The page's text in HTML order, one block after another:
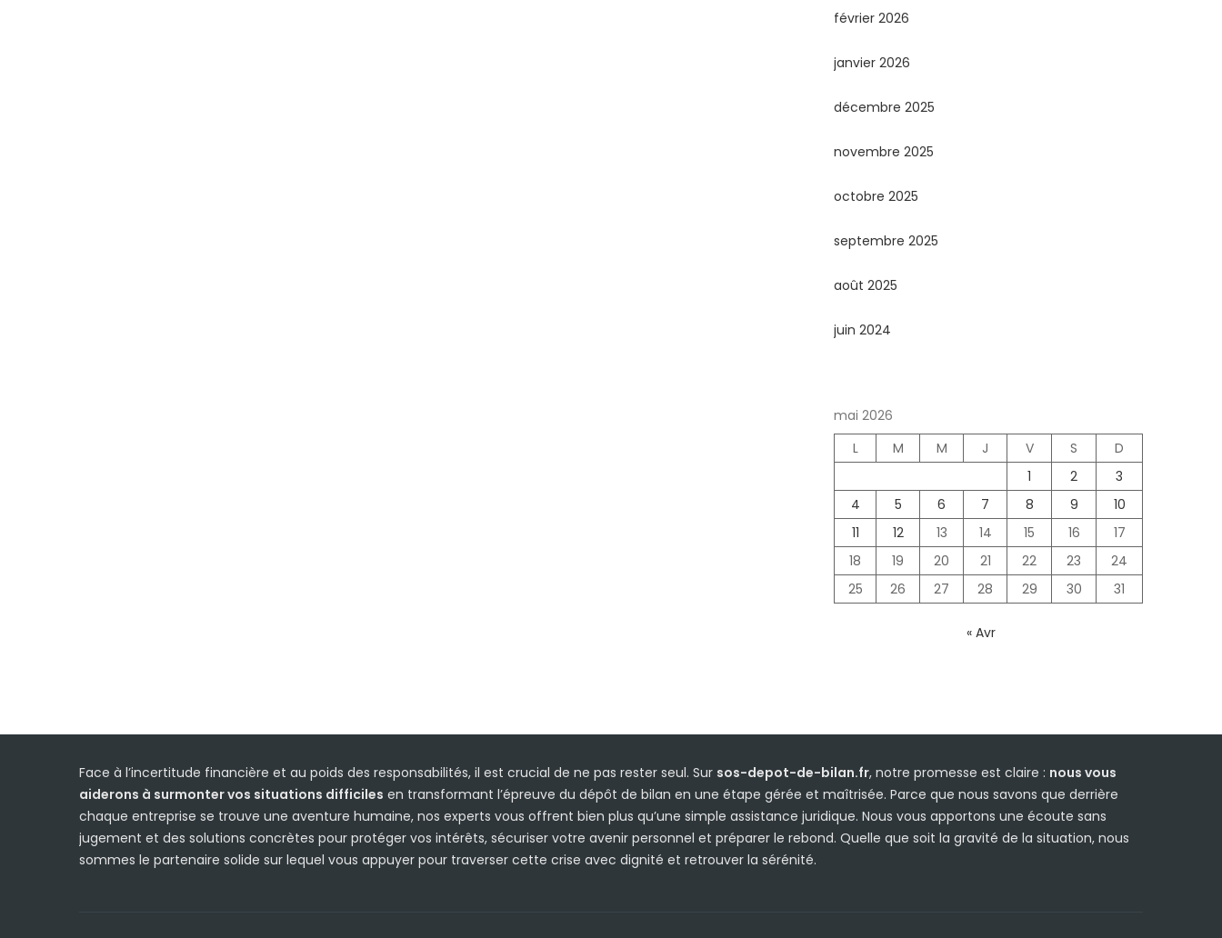
février 2026
janvier 2026
décembre 2025
novembre 2025
octobre 2025
septembre 2025
août 2025
juin 2024
mai 2026
L
M M J V S
D
1
2
3
4
5 6 7 8 9
10
11
12 13 14 15 16
17
18
19 20 21 22 23
24
25
26 27 28 29 30 31
« Avr
Face à l’incertitude financière et au poids des responsabilités, il est crucial de ne pas rester seul. Sur sos-depot-de-bilan.fr, notre promesse est claire : nous vous
aiderons à surmonter vos situations difficiles en transformant l’épreuve du dépôt de bilan en une étape gérée et maîtrisée. Parce que nous savons que derrière
chaque entreprise se trouve une aventure humaine, nos experts vous offrent bien plus qu’une simple assistance juridique. Nous vous apportons une écoute sans
jugement et des solutions concrètes pour protéger vos intérêts, sécuriser votre avenir personnel et préparer le rebond. Quelle que soit la gravité de la situation, nous
sommes le partenaire solide sur lequel vous appuyer pour traverser cette crise avec dignité et retrouver la sérénité.